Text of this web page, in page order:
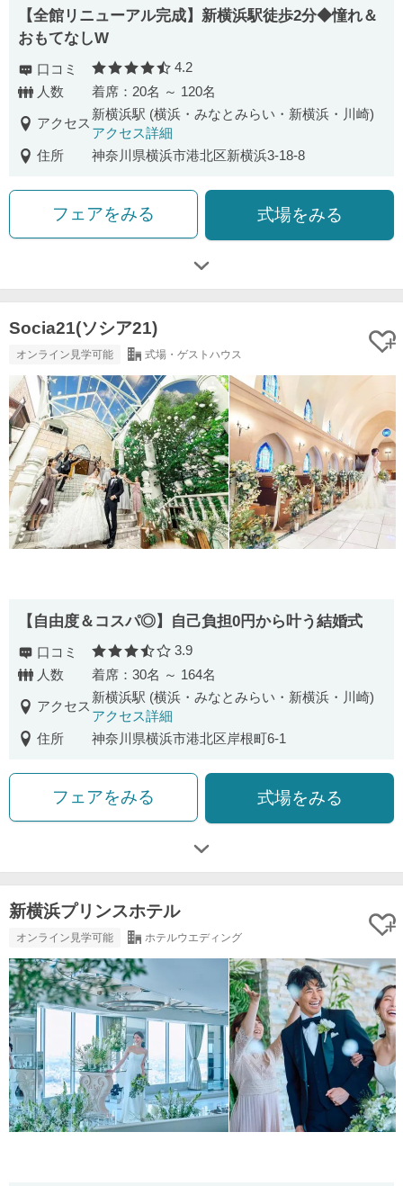
【全館リニューアル完成】新横浜駅徒歩2分◆憧れ＆
おもてなしW
口コミ 口コミ評価
4.2
人数
着席：20名 ～ 120名
アクセス
新横浜駅 (横浜・みなとみらい・新横浜・川崎)
アクセス詳細
住所
神奈川県横浜市港北区新横浜3-18-8
フェアをみる 式場をみる
Socia21(ソシア21)
オンライン見学可能 式場・ゲストハウス
【自由度＆コスパ◎】自己負担0円から叶う結婚式
口コミ 口コミ評価
3.9
人数
着席：30名 ～ 164名
アクセス
新横浜駅 (横浜・みなとみらい・新横浜・川崎)
アクセス詳細
住所
神奈川県横浜市港北区岸根町6-1
フェアをみる 式場をみる
新横浜プリンスホテル
オンライン見学可能 ホテルウエディング